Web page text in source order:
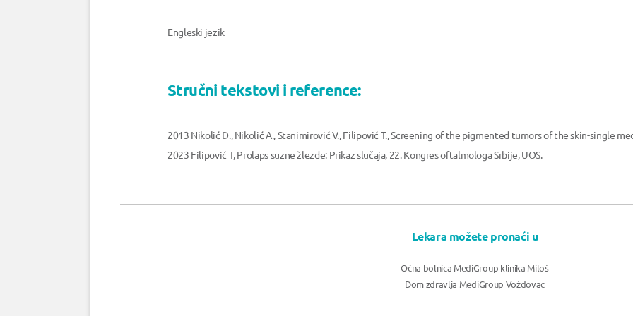
Engleski jezik
Stručni tekstovi i reference:
2013 Nikolić D., Nikolić А., Stanimirović V., Filipović T., Screening of the pigmented tumors of the skin-single
2023 Filipović T, Prolaps suzne žlezde: Prikaz slučaja, 22. Kongres oftalmologa Srbije, UOS.
Lekara možete pronaći u
Očna bolnica MediGroup klinika Miloš
Dom zdravlja MediGroup Voždovac